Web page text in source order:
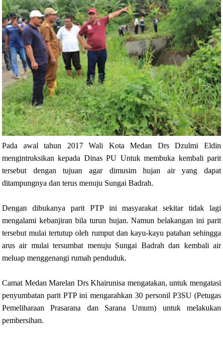
Pada awal tahun 2017 Wali Kota Medan Drs Dzulmi Eldin
mengintruksikan kepada Dinas PU Untuk membuka kembali parit
tersebut dengan tujuan agar dimusim hujan air yang dapat
ditampungnya dan terus menuju Sungai Badrah.
Dengan dibukanya parit PTP ini masyarakat sekitar tidak lagi
mengalami kebanjiran bila turun hujan. Namun belakangan ini parit
tersebut mulai tertutup oleh rumput dan kayu-kayu patahan sehingga
arus air mulai tersumbat menuju Sungai Badrah dan kembali air
meluap menggenangi rumah penduduk.
Camat Medan Marelan Drs Khairunisa mengatakan, untuk mengatasi
penyumbatan parit PTP ini mengarahkan 30 personil P3SU (Petugas
Pemeliharaan Prasarana dan Sarana Umum) untuk melakukan
pembersihan.